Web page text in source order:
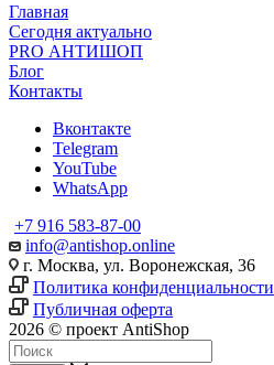
Главная
Сегодня актуально
PRO АНТИШОП
Блог
Контакты
Вконтакте
Telegram
YouTube
WhatsApp
+7 916 583-87-00
info@antishop.online
г. Москва, ул. Воронежская, 36
Политика конфиденциальности
Публичная оферта
2026 © проект AntiShop